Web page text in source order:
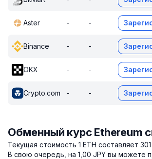
Aster - -
Binance - -
OKX - -
Crypto.com - -
Обменный курс Ethereum
Текущая стоимость 1 ETH составляет
В свою очередь, на 1,00 JPY вы можете